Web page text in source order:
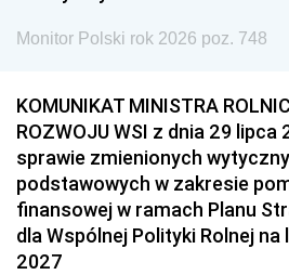
Monitor Polski rok 2026 poz. 748
KOMUNIKAT MINISTRA
ROZWOJU WSI z dnia 29 lipca
sprawie zmienionych
podstawowych w zakresie
finansowej w ramach Planu
dla Wspólnej Polityki Rolnej
2027